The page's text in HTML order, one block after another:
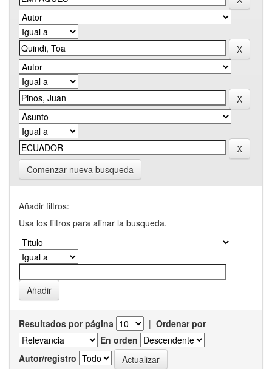
Comenzar nueva busqueda
Añadir filtros:
Usa los filtros para afinar la busqueda.
Resultados por página | Ordenar por
En orden
Autor/registro